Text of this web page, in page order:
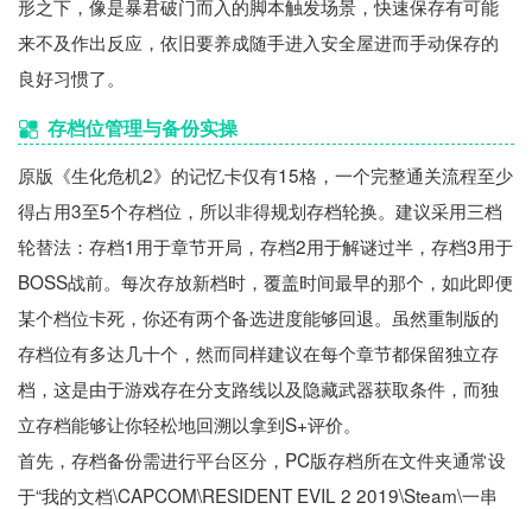
形之下，像是暴君破门而入的脚本触发场景，快速保存有可能
来不及作出反应，依旧要养成随手进入安全屋进而手动保存的
良好习惯了。
存档位管理与备份实操
原版《生化危机2》的记忆卡仅有15格，一个完整通关流程至少
得占用3至5个存档位，所以非得规划存档轮换。建议采用三档
轮替法：存档1用于章节开局，存档2用于解谜过半，存档3用于
BOSS战前。每次存放新档时，覆盖时间最早的那个，如此即便
某个档位卡死，你还有两个备选进度能够回退。虽然重制版的
存档位有多达几十个，然而同样建议在每个章节都保留独立存
档，这是由于游戏存在分支路线以及隐藏武器获取条件，而独
立存档能够让你轻松地回溯以拿到S+评价。
首先，存档备份需进行平台区分，PC版存档所在文件夹通常设
于“我的文档\CAPCOM\RESIDENT EVIL 2 2019\Steam\一串